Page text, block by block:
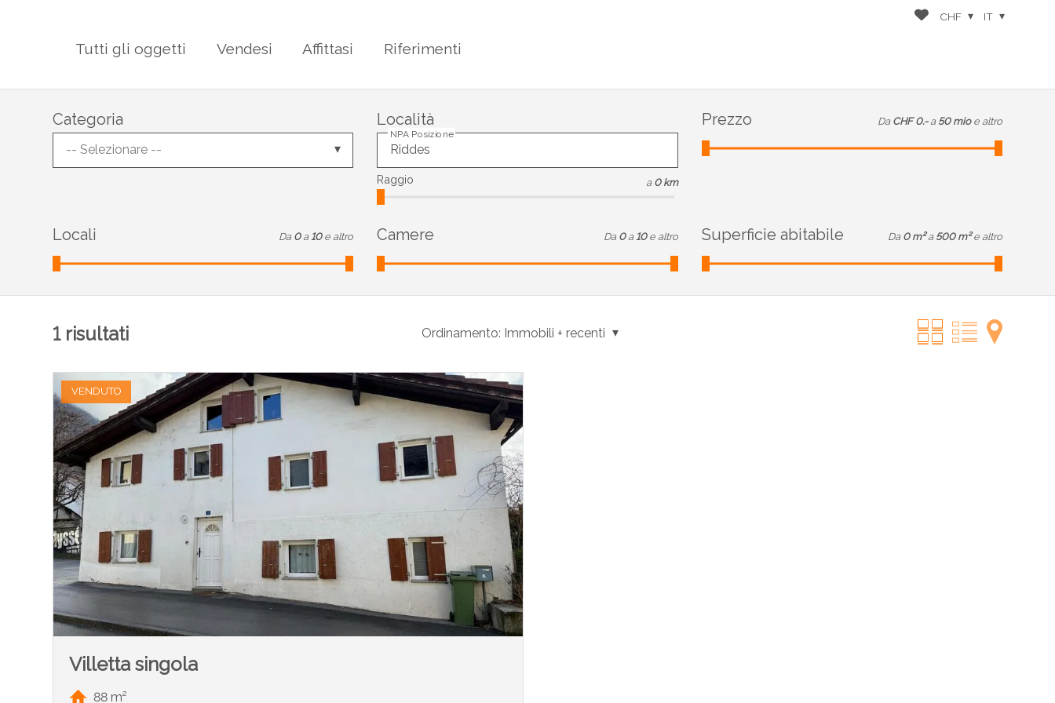
Tutti gli oggetti Vendesi Affittasi Riferimenti
CHF IT
Categoria
-- Selezionare --
Località
NPA Posizione
Raggio a 0 km
Prezzo Da CHF 0.- a 50 mio e altro
Locali Da 0 a 10 e altro Camere Da 0 a 10 e altro Superficie abitabile Da 0 m² a 500 m² e altro
1risultati Ordinamento: Immobili + recenti
VENDUTO
Villetta singola
88 m²